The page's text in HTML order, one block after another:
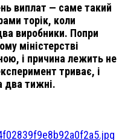
виплат — саме такий
торік, коли
виробники. Попри
міністерстві
і причина лежить не
триває, і
два тижні.